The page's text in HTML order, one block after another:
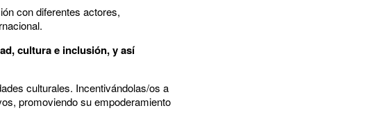
con diferentes actores,
cultura e inclusión, y así
culturales. Incentivándolas/os a
promoviendo su empoderamiento